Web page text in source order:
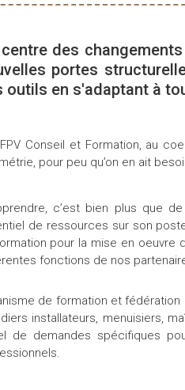
des
portes
outils en s'adaptant à
Conseil et Formation, au
pour peu qu’on en ait
c’est bien plus que
de ressources sur son
pour la mise en oeuvre
fonctions de nos
de formation et fédération
installateurs, menuisiers,
de demandes spécifiques